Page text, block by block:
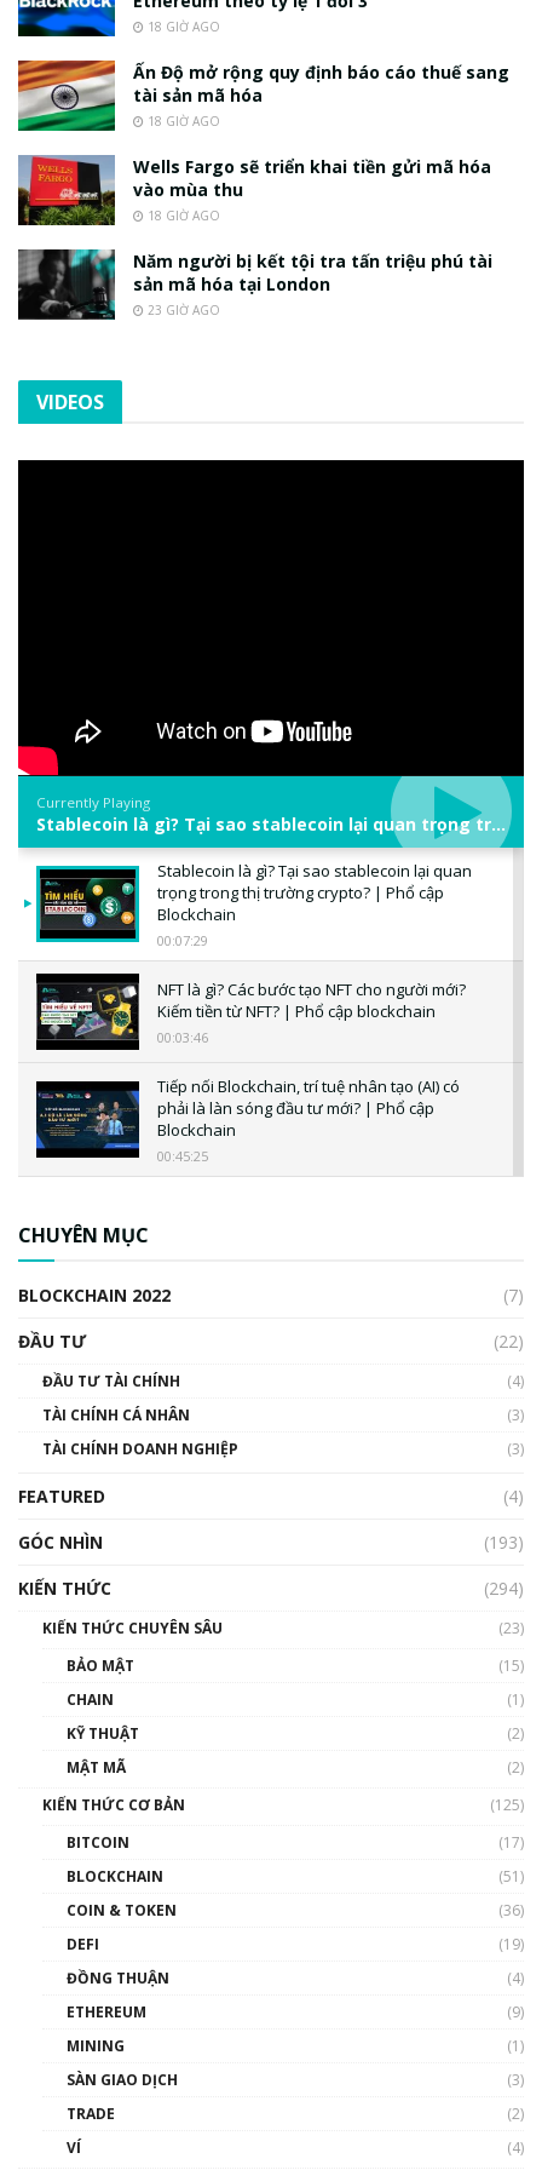
18 GIỜ AGO
Ấn Độ mở rộng quy định báo cáo thuế sang
tài sản mã hóa
18 GIỜ AGO
Wells Fargo sẽ triển khai tiền gửi mã hóa
vào mùa thu
18 GIỜ AGO
Năm người bị kết tội tra tấn triệu phú tài
sản mã hóa tại London
23 GIỜ AGO
VIDEOS
Currently Playing
Stablecoin là gì? Tại sao stablecoin lại quan trọng trong thị trường crypto? | Phổ cập Blockchain
Stablecoin là gì? Tại sao stablecoin lại quan
trọng trong thị trường crypto? | Phổ cập
Blockchain
00:07:29
NFT là gì? Các bước tạo NFT cho người mới?
Kiếm tiền từ NFT? | Phổ cập blockchain
00:03:46
Tiếp nối Blockchain, trí tuệ nhân tạo (AI) có
phải là làn sóng đầu tư mới? | Phổ cập
Blockchain
00:45:25
00:02:14
Nhìn lại năm 2022: Những sự kiện ảnh hưởng
đến hệ sinh thái tiền mã hoá | Phổ cập
00:43:47
như thể nào?
00:39:31
Phổ cập Blockchain
thống & Crypto qua các cuộc chiến | Phổ cập
CHUYÊN MỤC
BLOCKCHAIN 2022
(7)
ĐẦU TƯ
(22)
ĐẦU TƯ TÀI CHÍNH
(4)
TÀI CHÍNH CÁ NHÂN
(3)
TÀI CHÍNH DOANH NGHIỆP
(3)
FEATURED
(4)
GÓC NHÌN
(193)
KIẾN THỨC
(294)
KIẾN THỨC CHUYÊN SÂU
(23)
BẢO MẬT
(15)
CHAIN
(1)
KỸ THUẬT
(2)
MẬT MÃ
(2)
KIẾN THỨC CƠ BẢN
(125)
BITCOIN
(17)
BLOCKCHAIN
(51)
COIN & TOKEN
(36)
DEFI
(19)
ĐỒNG THUẬN
(4)
ETHEREUM
(9)
MINING
(1)
SÀN GIAO DỊCH
(3)
TRADE
(2)
VÍ
(4)